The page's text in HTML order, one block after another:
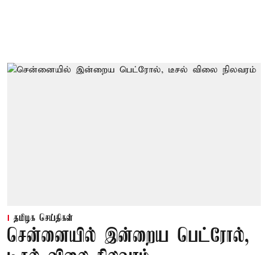
தமிழக செய்திகள்
சென்னையில் இன்றைய பெட்ரோல்,